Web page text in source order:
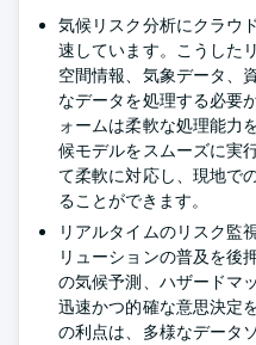
気候リスク分析にクラウ
速しています。こうした
空間情報、気象データ、
なデータを処理する必要
ォームは柔軟な処理能力
候モデルをスムーズに実
て柔軟に対応し、現地で
ることができます。
リアルタイムのリスク監
リューションの普及を後
の気候予測、ハザードマ
迅速かつ的確な意思決定
の利点は、多様なデータ